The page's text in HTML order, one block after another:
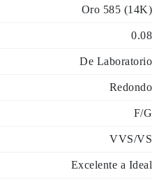
Oro 585 (14K)
0.08
De Laboratorio
Redondo
F/G
VVS/VS
Excelente a Ideal